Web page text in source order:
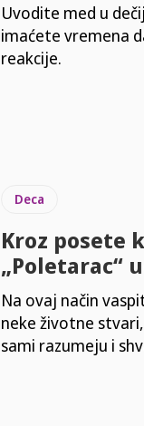
Uvodite med u
imaćete vremena
reakcije.
Deca
Kroz posete
„Poletarac“
Na ovaj način
neke životne
sami razumeju i